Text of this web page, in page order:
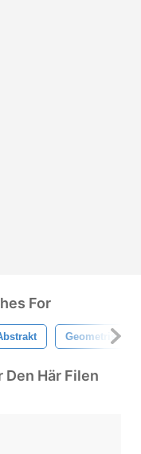
For
Geometrisk
Den Här Filen